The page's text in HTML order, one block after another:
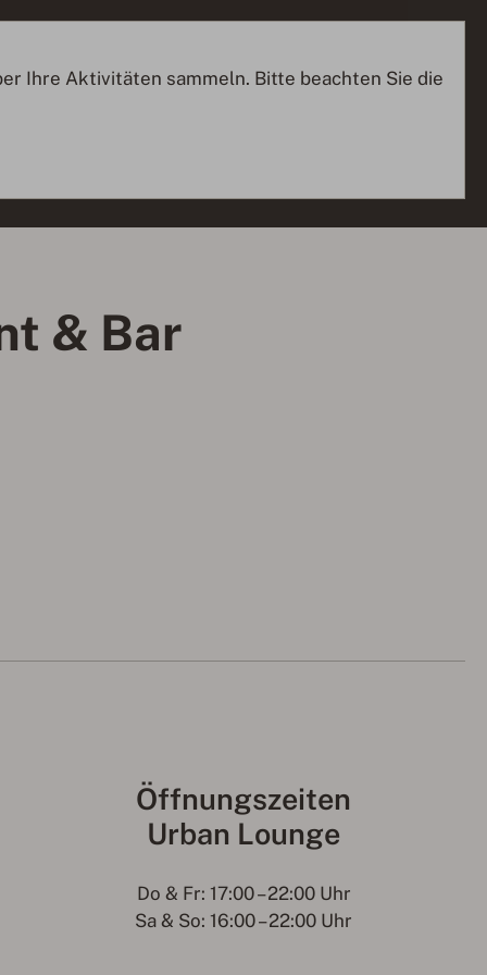
Ihre Aktivitäten sammeln. Bitte beachten Sie die
& Bar
Öffnungszeiten
Urban Lounge
Do & Fr: 17:00 – 22:00 Uhr
Sa & So: 16:00 – 22:00 Uhr